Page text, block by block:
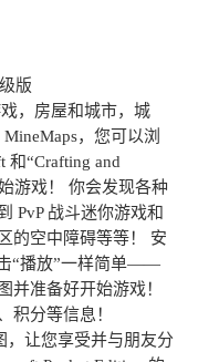
版
，房屋和城市，城
，您可以浏
和“Crafting and
游戏！ 你会发现各种
PvP 战斗迷你游戏和
的空中障碍等等！ 安
“播放”一样简单——
并准备好开始游戏！
积分等信息！
，让您享受并与朋友分